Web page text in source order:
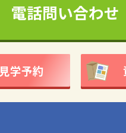
電話問い合わせ
見学予約